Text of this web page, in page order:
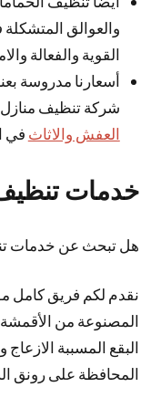
والعوالق
القوية والفعالة
أسعارنا مدروسة
شركة تنظيف
العفش والاثاث في
خدمات تنظيف
هل تبحث عن خدمات
نقدم لكم فريق كامل
المصنوعة من الأقمشة
البقع المسببة
المحافظة على رونق